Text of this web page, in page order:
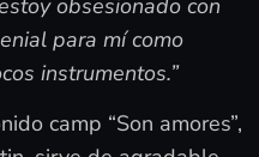
obsesionado con
para mí como
instrumentos.”
camp “Son amores”,